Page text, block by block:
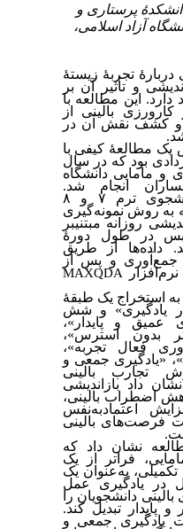
پرستاری و
آزاد اسلامی،
تجربۀ زیستۀ
و تأثیر آن بر
دارد. این مطالعه با
بالینی از
و کشف نقش آن در
.
یک مطالعۀ کیفی با
بود که در سال
و مامایی دانشگاه
انجام شد.
مشارکت‌کنندگان ۲۱ دانشجوی ترم ۷ و ۸
به روش نمونه‌گیری
روزانه مبتنی‏بر
در طول دورۀ
داده‌ها از طریق
جمع‌آوری و پس از
MAXQDA
به استخراج یک طبقۀ
یادگیری» و شش
عمیق و پایدار»،
بدون استرس»،
فعال تجربه»،
«یادگیری جمعی و
تجارب بالینی
داد بازاندیشی
اضطراب بالینی،
اعتمادبه‌نفس
فرصت‌های بالینی
.
نشان داد که
فراتر از یک
به‌عنوان یک
در یادگیری عمل
دانشجویان را
و پایدار تبدیل کند.
یادگیری جمعی و